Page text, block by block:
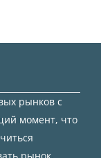
рынков с
момент, что